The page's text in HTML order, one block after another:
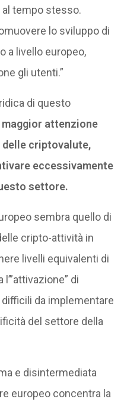
tempo stesso.
lo sviluppo di
a livello europeo,
gli utenti.”
di questo
attenzione
criptovalute,
eccessivamente
settore.
sembra quello di
cripto-attività in
livelli equivalenti di
di
da implementare
del settore della
e disintermediata
europeo concentra la